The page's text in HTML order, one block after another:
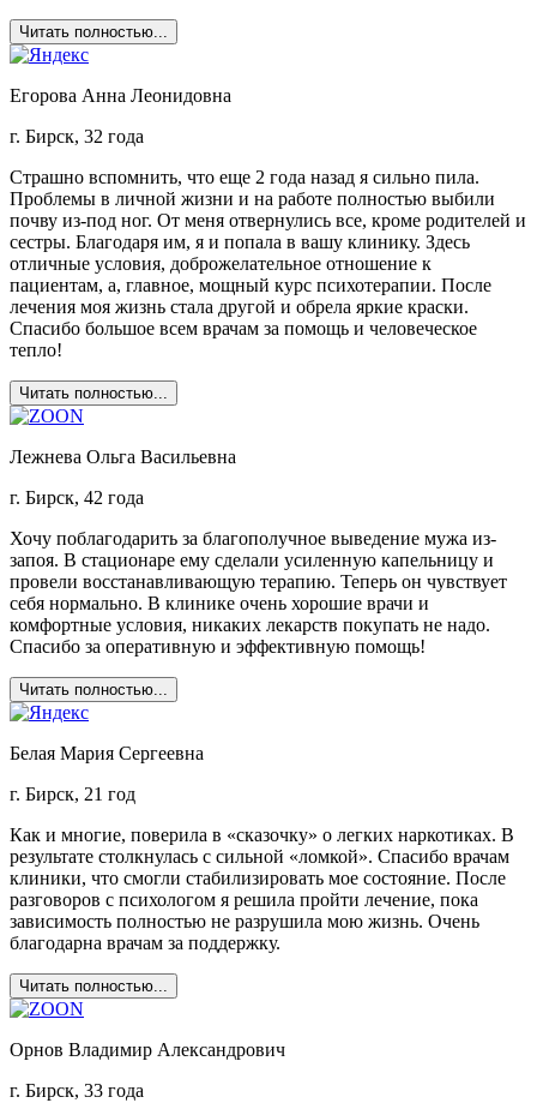
Читать полностью...
Егорова Анна Леонидовна
г. Бирск, 32 года
Страшно вспомнить, что еще 2 года назад я сильно пила.
Проблемы в личной жизни и на работе полностью выбили
почву из-под ног. От меня отвернулись все, кроме родителей и
сестры. Благодаря им, я и попала в вашу клинику. Здесь
отличные условия, доброжелательное отношение к
пациентам, а, главное, мощный курс психотерапии. После
лечения моя жизнь стала другой и обрела яркие краски.
Спасибо большое всем врачам за помощь и человеческое
тепло!
Читать полностью...
Лежнева Ольга Васильевна
г. Бирск, 42 года
Хочу поблагодарить за благополучное выведение мужа из-
запоя. В стационаре ему сделали усиленную капельницу и
провели восстанавливающую терапию. Теперь он чувствует
себя нормально. В клинике очень хорошие врачи и
комфортные условия, никаких лекарств покупать не надо.
Спасибо за оперативную и эффективную помощь!
Читать полностью...
Белая Мария Сергеевна
г. Бирск, 21 год
Как и многие, поверила в «сказочку» о легких наркотиках. В
результате столкнулась с сильной «ломкой». Спасибо врачам
клиники, что смогли стабилизировать мое состояние. После
разговоров с психологом я решила пройти лечение, пока
зависимость полностью не разрушила мою жизнь. Очень
благодарна врачам за поддержку.
Читать полностью...
Орнов Владимир Александрович
г. Бирск, 33 года